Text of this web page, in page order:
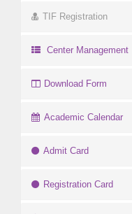
TIF Registration
Center Management
Download Form
Academic Calendar
Admit Card
Registration Card